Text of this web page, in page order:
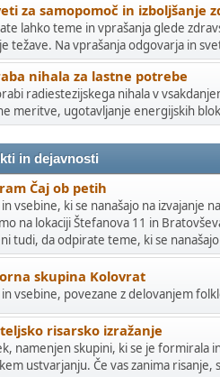
za samopomoč in izboljšanje
lahko teme in vprašanja glede
težave. Na vprašanja odgovarja in
nihala za lastne potrebe
radiestezijskega nihala v
meritve, ugotavljanje energijskih
in dejavnosti
Čaj ob petih
vsebine, ki se nanašajo na izvajanje
na lokaciji Štefanova 11 in
tudi, da odpirate teme, ki se
skupina Kolovrat
in vsebine, povezane z delovanjem
risarsko izražanje
namenjen skupini, ki se je formirala
ustvarjanju. Če vas zanima